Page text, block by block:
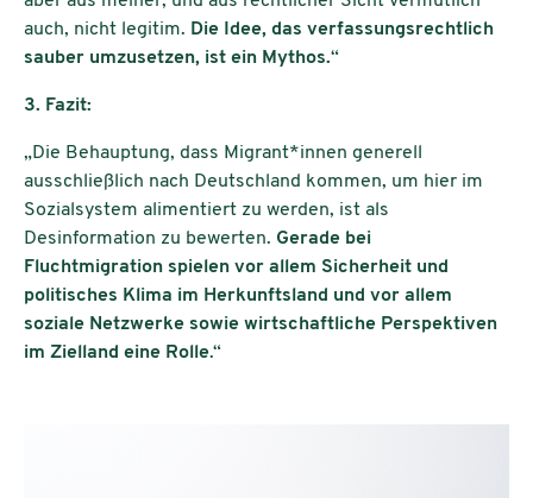
auch, nicht legitim. Die Idee, das verfassungsrechtlich
sauber umzusetzen, ist ein Mythos.“
3. Fazit:
„Die Behauptung, dass Migrant*innen generell
ausschließlich nach Deutschland kommen, um hier im
Sozialsystem alimentiert zu werden, ist als
Desinformation zu bewerten. Gerade bei
Fluchtmigration spielen vor allem Sicherheit und
politisches Klima im Herkunftsland und vor allem
soziale Netzwerke sowie wirtschaftliche Perspektiven
im Zielland eine Rolle.“